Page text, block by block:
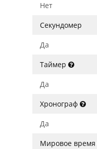
Нет
Секундомер
Да
Таймер
Да
Хронограф
Да
Мировое время